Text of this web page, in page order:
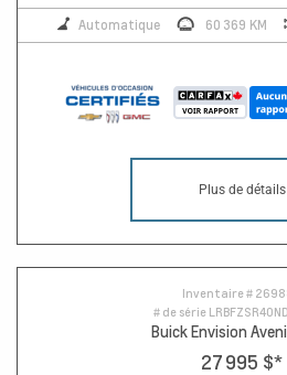
Automatique 60 369 KM
Plus de détails
Inventaire #
# de série
Buick Envision
27 995 $*